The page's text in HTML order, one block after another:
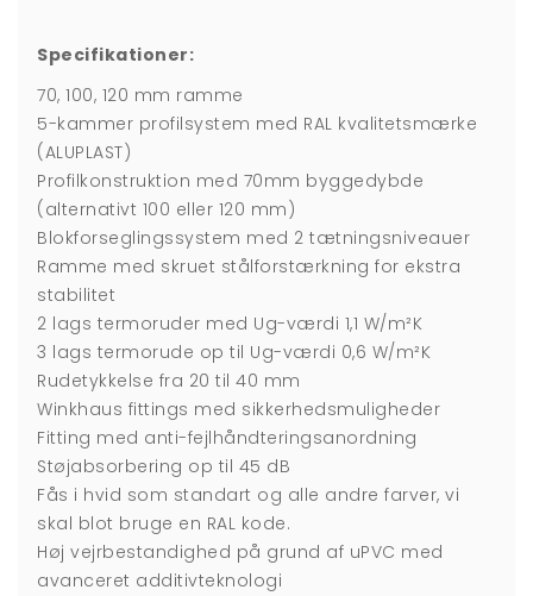
Specifikationer:
70, 100, 120 mm ramme
5-kammer profilsystem med RAL kvalitetsmærke
(ALUPLAST)
Profilkonstruktion med 70mm byggedybde
(alternativt 100 eller 120 mm)
Blokforseglingssystem med 2 tætningsniveauer
Ramme med skruet stålforstærkning for ekstra
stabilitet
2 lags termoruder med Ug-værdi 1,1 W/m²K
3 lags termorude op til Ug-værdi 0,6 W/m²K
Rudetykkelse fra 20 til 40 mm
Winkhaus fittings med sikkerhedsmuligheder
Fitting med anti-fejlhåndteringsanordning
Støjabsorbering op til 45 dB
Fås i hvid som standart og alle andre farver, vi
skal blot bruge en RAL kode.
Høj vejrbestandighed på grund af uPVC med
avanceret additivteknologi